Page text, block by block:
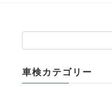
車検カテゴリー